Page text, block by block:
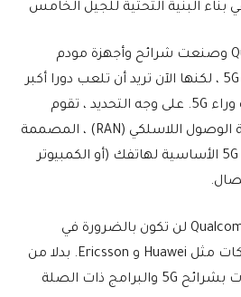
بناء البنية التحتية للجيل الخامس
تقليديا ، طورت Qualcomm وصنعت شرائح وأجهزة مودم
يمكنها الاتصال بشبكات 5G ، لكنها الآن تريد أن تلعب دورا أكبر
في البنية التحتية الفعلية وراء 5G. على وجه التحديد ، تقوم
الشركة ببناء رقائق شبكة الوصول اللاسلكي (RAN) ، المصممة
لاستخدامها في محطات 5G الأساسية لهاتفك (أو الكمبيوتر
من المهم ملاحظة أن Qualcomm لن تكون بالضرورة في
منافسة مباشرة مع شركات مثل Huawei و Ericsson. بدلا من
ذلك ، ستزود هذه الشركات بشرائح 5G والبرامج ذات الصلة